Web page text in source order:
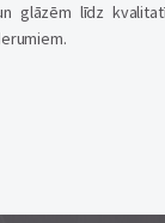
glāzēm līdz